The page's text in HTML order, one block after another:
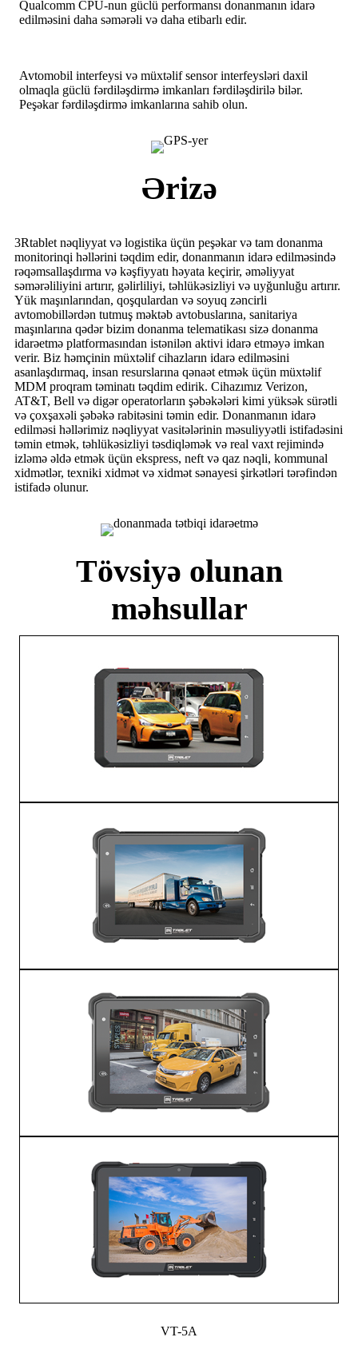
Qualcomm CPU-nun güclü performansı donanmanın idarə
edilməsini daha səmərəli və daha etibarlı edir.
Avtomobil interfeysi və müxtəlif sensor interfeysləri daxil
olmaqla güclü fərdiləşdirmə imkanları fərdiləşdirilə bilər.
Peşəkar fərdiləşdirmə imkanlarına sahib olun.
Ərizə
3Rtablet nəqliyyat və logistika üçün peşəkar və tam donanma
monitorinqi həllərini təqdim edir, donanmanın idarə edilməsində
rəqəmsallaşdırma və kəşfiyyatı həyata keçirir, əməliyyat
səmərəliliyini artırır, gəlirliliyi, təhlükəsizliyi və uyğunluğu artırır.
Yük maşınlarından, qoşqulardan və soyuq zəncirli
avtomobillərdən tutmuş məktəb avtobuslarına, sanitariya
maşınlarına qədər bizim donanma telematikası sizə donanma
idarəetmə platformasından istənilən aktivi idarə etməyə imkan
verir. Biz həmçinin müxtəlif cihazların idarə edilməsini
asanlaşdırmaq, insan resurslarına qənaət etmək üçün müxtəlif
MDM proqram təminatı təqdim edirik. Cihazımız Verizon,
AT&T, Bell və digər operatorların şəbəkələri kimi yüksək sürətli
və çoxşaxəli şəbəkə rabitəsini təmin edir. Donanmanın idarə
edilməsi həllərimiz nəqliyyat vasitələrinin məsuliyyətli istifadəsini
təmin etmək, təhlükəsizliyi təsdiqləmək və real vaxt rejimində
izləmə əldə etmək üçün ekspress, neft və qaz nəqli, kommunal
xidmətlər, texniki xidmət və xidmət sənayesi şirkətləri tərəfindən
istifadə olunur.
Tövsiyə olunan
məhsullar
VT-5A